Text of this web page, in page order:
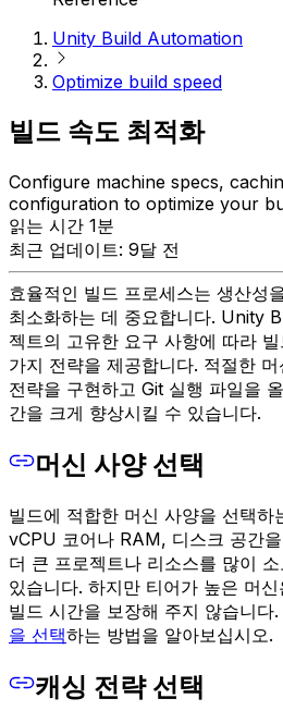
Unity Build Automation
Optimize build speed
빌드 속도 최적화
Configure machine specs,
configuration to optimize your
읽는 시간 1분
최근 업데이트: 9달 전
효율적인 빌드 프로세스는 생산성
최소화하는 데 중요합니다. Unity
젝트의 고유한 요구 사항에 따라
가지 전략을 제공합니다. 적절한
전략을 구현하고 Git 실행 파일을
간을 크게 향상시킬 수 있습니다.
머신 사양 선택
빌드에 적합한 머신 사양을 선택하
vCPU 코어나 RAM, 디스크 공간
더 큰 프로젝트나 리소스를 많이
있습니다. 하지만 티어가 높은 머
빌드 시간을 보장해 주지 않습니다.
을 선택하는 방법을 알아보십시오.
캐싱 전략 선택